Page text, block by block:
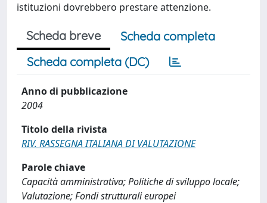
istituzioni dovrebbero prestare attenzione.
Scheda breve
Scheda completa
Scheda completa (DC)
Anno di pubblicazione
2004
Titolo della rivista
RIV. RASSEGNA ITALIANA DI VALUTAZIONE
Parole chiave
Capacità amministrativa; Politiche di sviluppo locale;
Valutazione; Fondi strutturali europei